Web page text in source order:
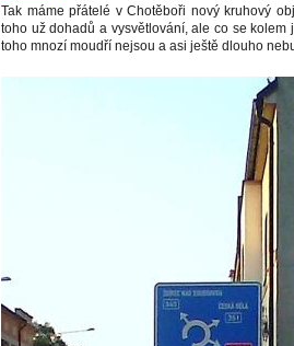
Tak máme přátelé v Chotěboři nový kruhový
toho už dohadů a vysvětlování, ale co se kolem
toho mnozí moudří nejsou a asi ještě dlouho